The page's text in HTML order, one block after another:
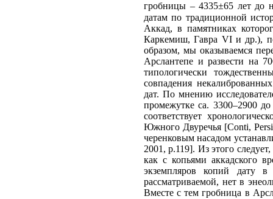
гробницы – 4335±65 лет до
датам по традиционной
Аккад, в памятниках
Каркемиш, Гавра VI и др.),
образом, мы оказываемся
Арслантепе и развести на
типологически
совпадения
дат. По мнению
промежутке ca. 3300–2900
соответствует
Южного Двуречья [Сonti,
черенковым насадом
2001, р.119]. Из этого
как с копьями аккадского
экземпляров копий дату
рассматриваемой, нет в
Вместе с тем гробница в